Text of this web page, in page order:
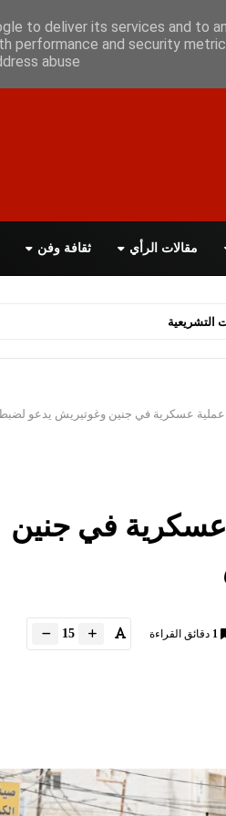
اتصل بنا اقرأ الصحيفة PDF
مقالات الرأي ثقافة وفن
البريطانية
عملية عسكرية في جنين وغوتيريش يدعو
عسكرية في جنين
1 دقائق القراءة 15
to deliver its services and to
performance and security
abuse.